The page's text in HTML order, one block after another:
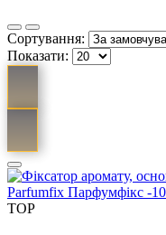
Сортування:
Показати:
TOP